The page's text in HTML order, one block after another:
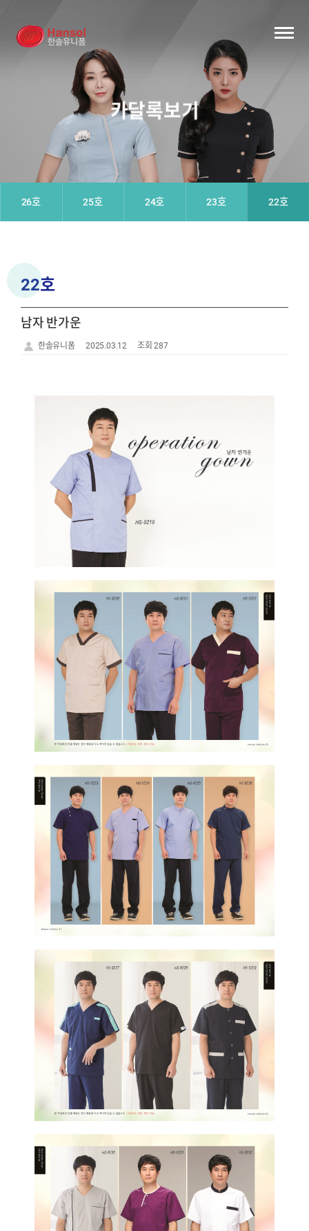
카달록보기
26호 25호 24호 23호 22호
22호
남자 반가운
한솔유니폼 2025.03.12 조회 287